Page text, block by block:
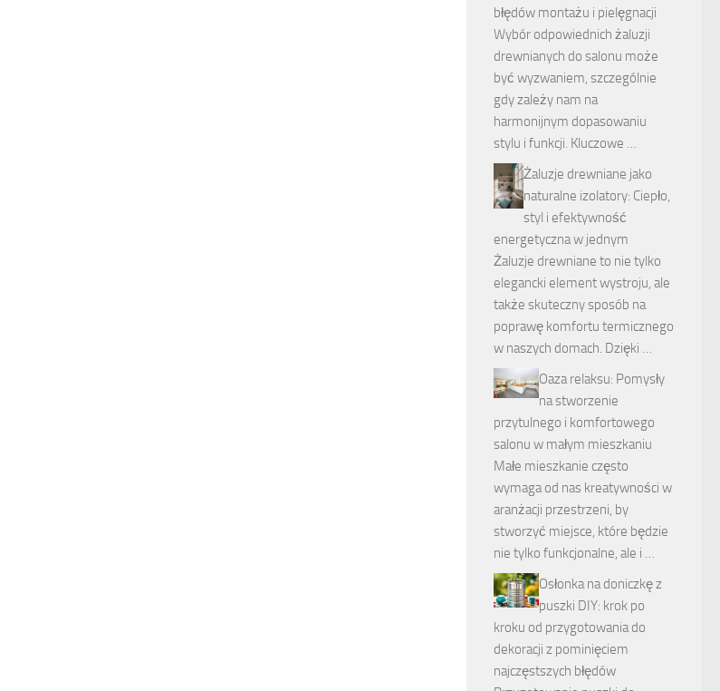
błędów montażu i pielęgnacji
Wybór odpowiednich żaluzji
drewnianych do salonu może
być wyzwaniem, szczególnie
gdy zależy nam na
harmonijnym dopasowaniu
stylu i funkcji. Kluczowe …
Żaluzje drewniane jako
naturalne izolatory: Ciepło,
styl i efektywność
energetyczna w jednym
Żaluzje drewniane to nie tylko
elegancki element wystroju, ale
także skuteczny sposób na
poprawę komfortu termicznego
w naszych domach. Dzięki …
Oaza relaksu: Pomysły
na stworzenie
przytulnego i komfortowego
salonu w małym mieszkaniu
Małe mieszkanie często
wymaga od nas kreatywności w
aranżacji przestrzeni, by
stworzyć miejsce, które będzie
nie tylko funkcjonalne, ale i …
Osłonka na doniczkę z
puszki DIY: krok po
kroku od przygotowania do
dekoracji z pominięciem
najczęstszych błędów